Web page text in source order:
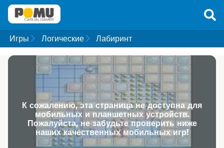
Игры Логические Лабиринт
К сожалению, эта страница не доступна для
мобильных и планшетных устройств.
Пожалуйста, не забудьте проверить ниже
наших качественных мобильных игр!